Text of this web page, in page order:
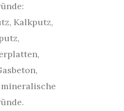
Kalkputz,